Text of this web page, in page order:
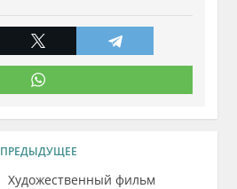
ПРЕДЫДУЩЕЕ
Художественный фильм